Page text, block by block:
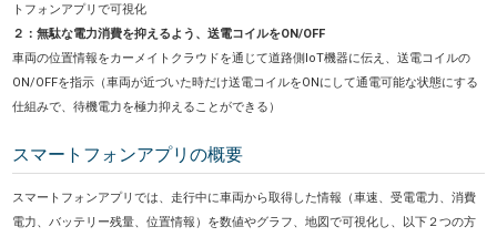
トフォンアプリで可視化
２：無駄な電力消費を抑えるよう、送電コイルをON/OFF
車両の位置情報をカーメイトクラウドを通じて道路側IoT機器に伝え、送電コイルの
ON/OFFを指示（車両が近づいた時だけ送電コイルをONにして通電可能な状態にする
仕組みで、待機電力を極力抑えることができる）
スマートフォンアプリの概要
スマートフォンアプリでは、走行中に車両から取得した情報（車速、受電電力、消費
電力、バッテリー残量、位置情報）を数値やグラフ、地図で可視化し、以下２つの方